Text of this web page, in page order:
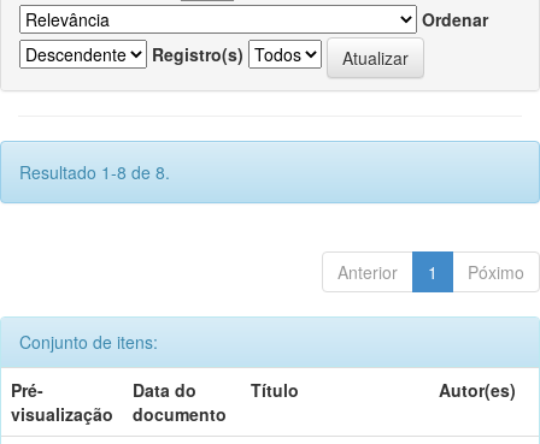
Ordenar
Registro(s)
Resultado 1-8 de 8.
Anterior 1 Póximo
Conjunto de itens:
Pré-
visualização
Data do
documento
Título Autor(es)